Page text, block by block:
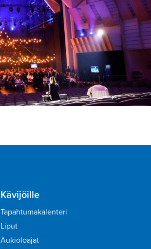
Kävijöille
Tapahtumakalenteri
Liput
Aukioloajat